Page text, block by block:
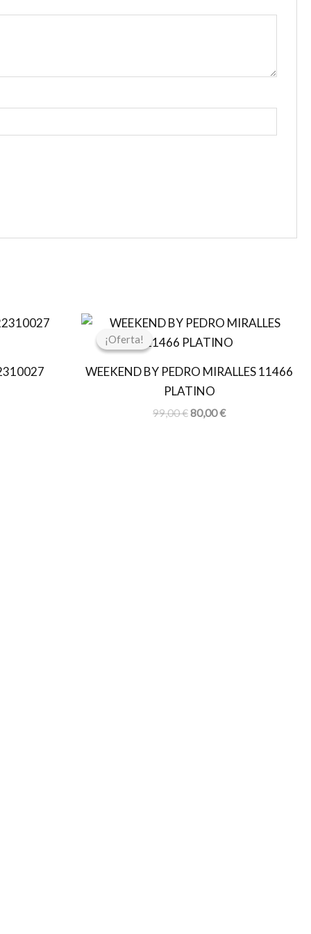
€.
¡Oferta!
¡Oferta!
WEEKEND BY PEDRO MIRALLES 11466
PLATINO
99,00€
El
original
99,00 €.
80,00€
El
actual
80,00 €.